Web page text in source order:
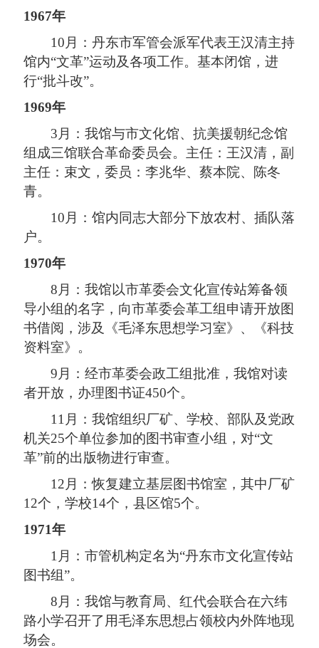
1967年
10月：丹东市军管会派军代表王汉清主持
馆内“文革”运动及各项工作。基本闭馆，进
行“批斗改”。
1969年
3月：我馆与市文化馆、抗美援朝纪念馆
组成三馆联合革命委员会。主任：王汉清，副
主任：束文，委员：李兆华、蔡本院、陈冬
青。
10月：馆内同志大部分下放农村、插队落
户。
1970年
8月：我馆以市革委会文化宣传站筹备领
导小组的名字，向市革委会革工组申请开放图
书借阅，涉及《毛泽东思想学习室》、《科技
资料室》。
9月：经市革委会政工组批准，我馆对读
者开放，办理图书证450个。
11月：我馆组织厂矿、学校、部队及党政
机关25个单位参加的图书审查小组，对“文
革”前的出版物进行审查。
12月：恢复建立基层图书馆室，其中厂矿
12个，学校14个，县区馆5个。
1971年
1月：市管机构定名为“丹东市文化宣传站
图书组”。
8月：我馆与教育局、红代会联合在六纬
路小学召开了用毛泽东思想占领校内外阵地现
场会。